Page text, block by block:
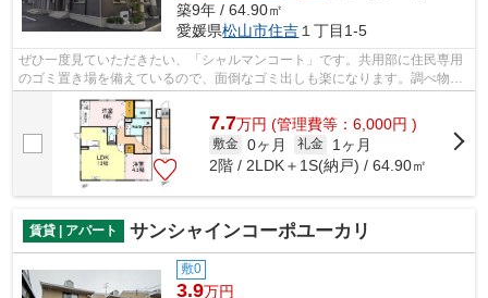
築9年 / 64.90㎡
愛媛県松山市住吉 １丁目1-5
ぜひ一度見ていただきたい、「シャルマンコート」です。共用部に住民専用
のゴミ置き場を備えているので、面倒なゴミ出しも楽になります。調べ物も
買い物もパソコン一台で。インターネ...
7.7万円 (管理費等：6,000円 )
敷金 0ヶ月 礼金
1ヶ月
2階 / 2LDK＋1S(納戸) / 64.90㎡
賃貸 | アパート サンシャインコーポユーカリ
敷0
3.9万円